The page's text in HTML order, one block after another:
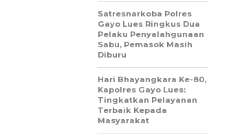
Satresnarkoba Polres
Gayo Lues Ringkus Dua
Pelaku Penyalahgunaan
Sabu, Pemasok Masih
Diburu
Hari Bhayangkara Ke-80,
Kapolres Gayo Lues:
Tingkatkan Pelayanan
Terbaik Kepada
Masyarakat